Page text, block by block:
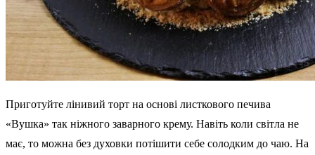
Приготуйте лінивий торт на основі листкового печива
«Вушка» так ніжного заварного крему. Навіть коли світла не
має, то можна без духовки потішити себе солодким до чаю. На